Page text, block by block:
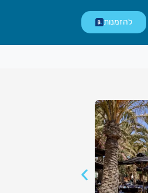
להזמנות